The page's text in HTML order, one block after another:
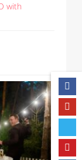
with